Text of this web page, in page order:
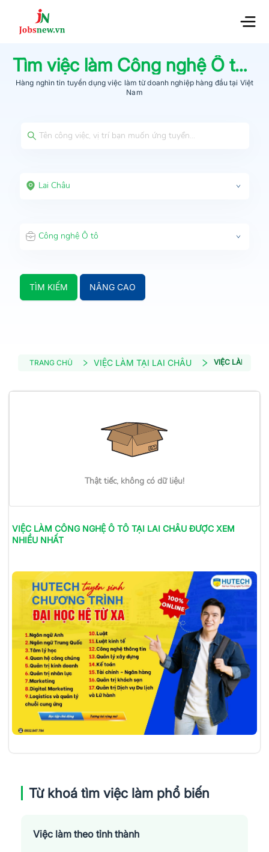
Tìm việc làm Công nghệ Ô tô
Hàng nghìn tin tuyển dụng việc làm từdoanh nghiệp hàng đầu tại Việt
Nam
Lai Châu
Công nghệ Ô tô
TÌM KIẾM NÂNG CAO
TRANG CHỦ VIỆC LÀM TẠI LAI CHÂU VIỆC LÀM
Thật tiếc, không có dữ liệu!
VIỆC LÀM CÔNG NGHỆ Ô TÔ TẠI LAI CHÂU ĐƯỢC XEM
NHIỀU NHẤT
Từ khoá tìm việc làm phổ biến
Việc làm theo tỉnh thành